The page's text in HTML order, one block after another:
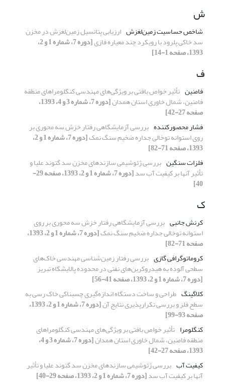
ش
شاخص حساسیت زمین‌لغزش ارزیابی پتانسیل زمین‌لغزش در مخزن
سد خاکی پلرود با رویکرد چند معیاره فازی [دوره 7، شماره 1 و 2،
1393، صفحه 1-14]
ف
فامنین تأثیر خواص بافتی بر ویژگی‌های مهندسی کنگلومراهای منطقه
فامنین، شمال خاوری استان همدان [دوره 7، شماره 3 و 4، 1393،
صفحه 27-42]
فشار محصورکننده بررسی آزمایشگاهی رفتار خزش سه محوری بر
روی استوانه توخالی جداره ضخیم سنگ نمک [دوره 7، شماره 1 و 2،
1393، صفحه 71-82]
فلزات سنگین بررسی ژئوشیمی سازندهای مخزن سد گتوند علیا و
تأثیر آنها بر کیفیت آب سد [دوره 7، شماره 1 و 2، 1393، صفحه 29-
40]
ک
کرنش جانبی بررسی آزمایشگاهی رفتار خزش سه محوری بر روی
استوانه توخالی جداره ضخیم سنگ نمک [دوره 7، شماره 1 و 2، 1393،
صفحه 71-82]
کروماتوگرافی گازی بررسی رفتار زمین‌شناسی مهندسی خاک‌های
سطحی آلوده به هیدروکربن‌های نفتی در محدوده پالایشگاه تبریز
[دوره 7، شماره 1 و 2، 1393، صفحه 41-56]
کلاگینگ طراحی و ساخت دستگاه اندازه‌گیری چسبناکی خاک رسی به
سطح فلز و بررسی تکرارپذیری نتایج آن [دوره 7، شماره 1 و 2، 1393،
صفحه 93-99]
کنگلومرا تأثیر خواص بافتی بر ویژگی‌های مهندسی کنگلومراهای
منطقه فامنین، شمال خاوری استان همدان [دوره 7، شماره 3 و 4،
1393، صفحه 27-42]
کیفیت آب بررسی ژئوشیمی سازندهای مخزن سد گتوند علیا و تأثیر
آنها بر کیفیت آب سد[دوره 7، شماره 1 و 2، 1393، صفحه 29-40]